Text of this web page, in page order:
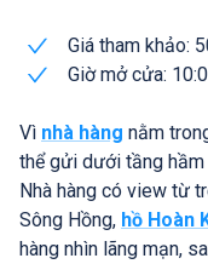
Giá tham khảo:
Giờ mở cửa:
Vì nhà hàng nằm
thể gửi dưới tầng
Nhà hàng có view từ
Sông Hồng, hồ Hoàn
hàng nhìn lãng mạn,